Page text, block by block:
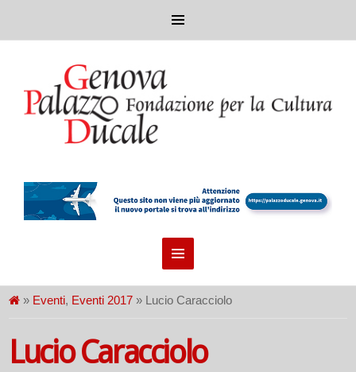
» Eventi, Eventi 2017 » Lucio Caracciolo
Lucio Caracciolo